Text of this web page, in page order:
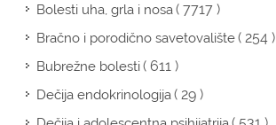
Bolesti uha, grla i nosa( 7717 )
Bračno i porodično savetovalište( 254 )
Bubrežne bolesti( 611 )
Dečija endokrinologija( 29 )